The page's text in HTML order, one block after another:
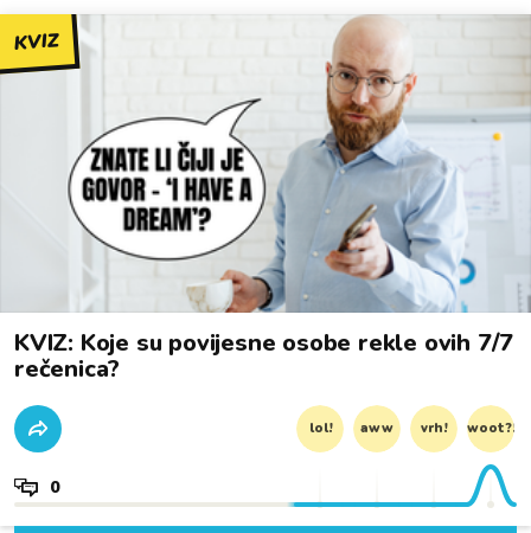
KVIZ
KVIZ: Koje su povijesne osobe rekle ovih 7/7
rečenica?
lol! aww vrh! woot?!
0